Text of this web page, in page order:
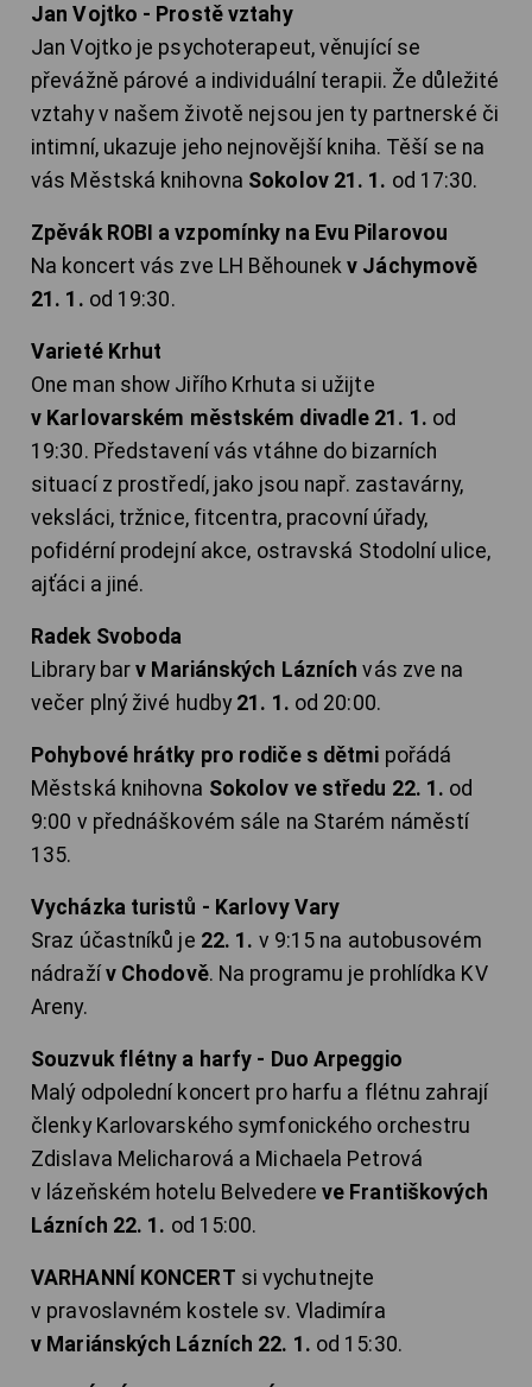
Jan Vojtko - Prostě vztahy
Jan Vojtko je psychoterapeut, věnující se
převážně párové a individuální terapii. Že důležité
vztahy v našem životě nejsou jen ty partnerské či
intimní, ukazuje jeho nejnovější kniha. Těší se na
vás Městská knihovna Sokolov 21. 1. od 17:30.
Zpěvák ROBI a vzpomínky na Evu Pilarovou
Na koncert vás zve LH Běhounekv Jáchymově
21. 1. od 19:30.
Varieté Krhut
One man show Jiřího Krhuta si užijte
v Karlovarském městském divadle 21. 1. od
19:30. Představení vás vtáhne do bizarních
situací z prostředí, jako jsou např. zastavárny,
veksláci, tržnice, fitcentra, pracovní úřady,
pofidérní prodejní akce, ostravská Stodolní ulice,
ajťáci a jiné.
Radek Svoboda
Library barv Mariánských Lázních vás zve na
večer plný živé hudby 21. 1. od 20:00.
Pohybové hrátky pro rodiče s dětmi pořádá
Městská knihovna Sokolov ve středu 22. 1. od
9:00 v přednáškovém sále na Starém náměstí
135.
Vycházka turistů - Karlovy Vary
Sraz účastníků je 22. 1. v 9:15 na autobusovém
nádražív Chodově. Na programu je prohlídka KV
Areny.
Souzvuk flétny a harfy - Duo Arpeggio
Malý odpolední koncert pro harfu a flétnu zahrají
členky Karlovarského symfonického orchestru
Zdislava Melicharová a Michaela Petrová
v lázeňském hotelu Belvedere ve Františkových
Lázních 22. 1. od 15:00.
VARHANNÍ KONCERT si vychutnejte
v pravoslavném kostele sv. Vladimíra
v Mariánských Lázních 22. 1. od 15:30.